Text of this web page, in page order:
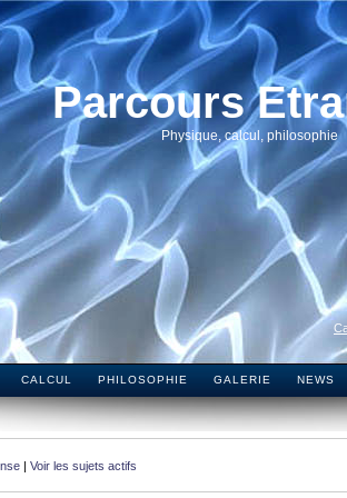
Parcours
Physique, calcul, philosophie
CALCUL PHILOSOPHIE GALERIE NEWS
| Voir les sujets actifs